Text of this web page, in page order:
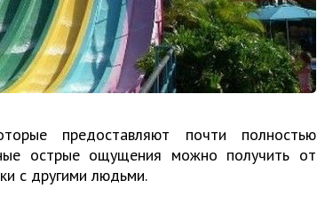
предоставляют почти полностью
острые ощущения можно получить от
с другими людьми.